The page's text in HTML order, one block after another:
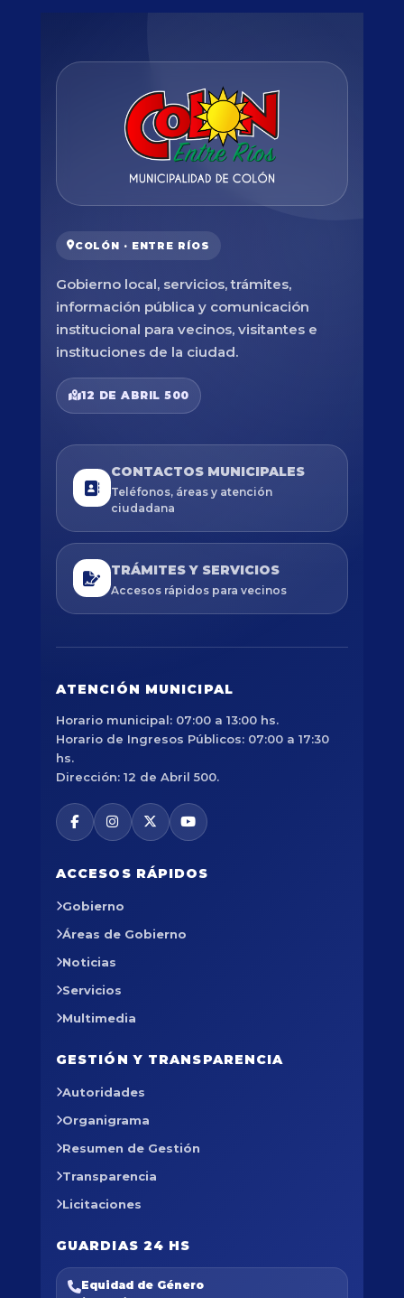
COLÓN · ENTRE RÍOS
Gobierno local, servicios, trámites,
información pública y comunicación
institucional para vecinos, visitantes e
instituciones de la ciudad.
12 DE ABRIL 500
CONTACTOS MUNICIPALES
Teléfonos, áreas y atención
ciudadana
TRÁMITES Y SERVICIOS
Accesos rápidos para vecinos
ATENCIÓN MUNICIPAL
Horario municipal: 07:00 a 13:00 hs.
Horario de Ingresos Públicos: 07:00 a 17:30
hs.
Dirección: 12 de Abril 500.
ACCESOS RÁPIDOS
Gobierno
Áreas de Gobierno
Noticias
Servicios
Multimedia
GESTIÓN Y TRANSPARENCIA
Autoridades
Organigrama
Resumen de Gestión
Transparencia
Licitaciones
GUARDIAS 24 HS
Equidad de Género